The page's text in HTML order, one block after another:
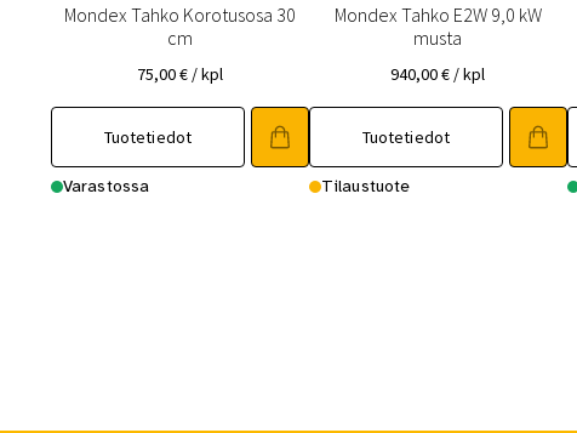
Mondex Tahko Korotusosa 30
cm
75,00€ / kpl
Tuotetiedot
Varastossa
Mondex Tahko E2W 9,0 kW
musta
940,00€ / kpl
Tuotetiedot
Tilaustuote